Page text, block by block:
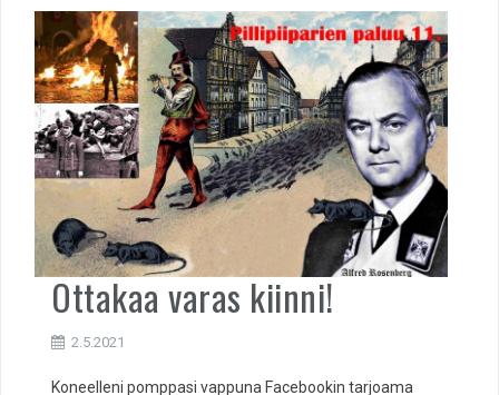
Ottakaa varas kiinni!
2.5.2021
Koneelleni pomppasi vappuna Facebookin tarjoama